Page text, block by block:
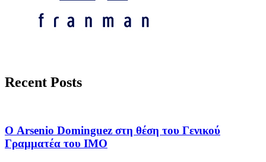
Recent Posts
Ο Arsenio Dominguez στη θέση του Γενικού
Γραμματέα του IMO